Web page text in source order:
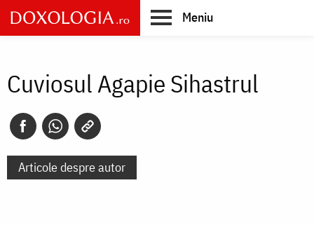
Skip
to
main
Meniu
Cuviosul Agapie Sihastrul
Articole despre autor